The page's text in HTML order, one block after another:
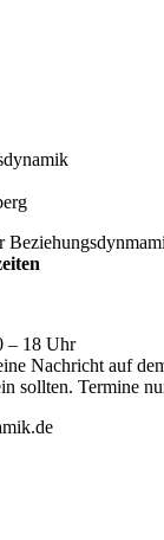
– 18 Uhr
Nachricht auf
sollten. Termine